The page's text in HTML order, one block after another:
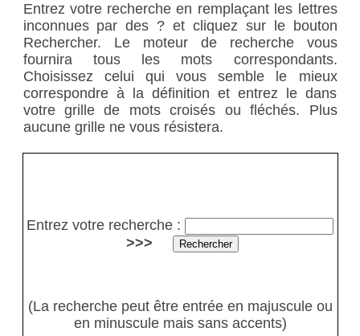
Entrez votre recherche en remplaçant les lettres
inconnues par des ? et cliquez sur le bouton
Rechercher. Le moteur de recherche vous
fournira tous les mots correspondants.
Choisissez celui qui vous semble le mieux
correspondre à la définition et entrez le dans
votre grille de mots croisés ou fléchés. Plus
aucune grille ne vous résistera.
Entrez votre recherche :
>>>
(La recherche peut être entrée en majuscule ou
en minuscule mais sans accents)